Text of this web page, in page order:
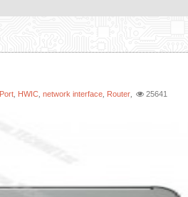
HWIC network interface Router 25641